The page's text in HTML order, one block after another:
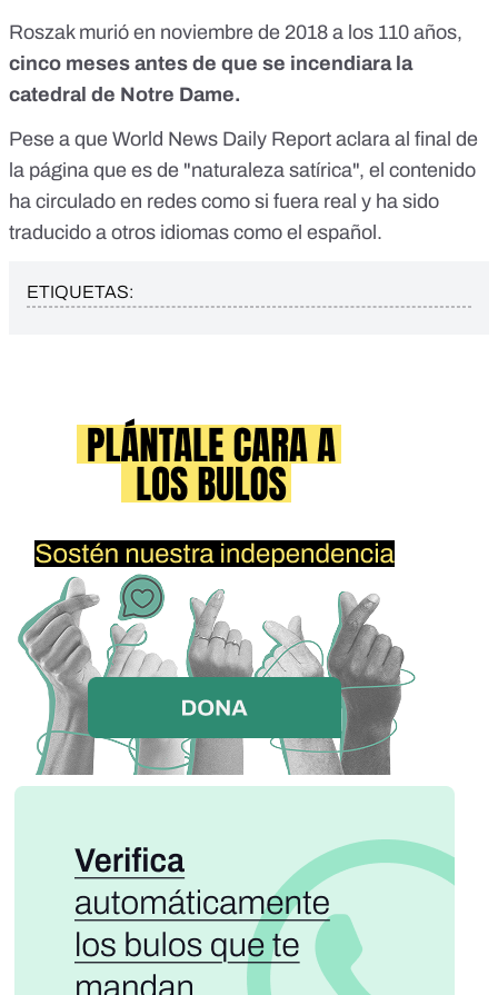
Roszak murió en noviembre de 2018 a los 110 años,
cinco meses antes de que se incendiara la
catedral de Notre Dame.
Pese a que World News Daily Report aclara al final de
la página que es de "naturaleza satírica", el contenido
ha circulado en redes como si fuera real y ha sido
traducido a otros idiomas como el español.
ETIQUETAS: